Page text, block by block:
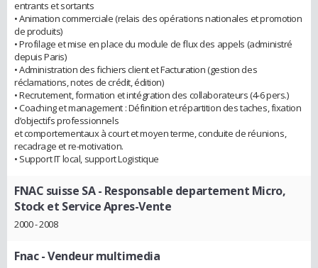
entrants et sortants
• Animation commerciale (relais des opérations nationales et promotion
de produits)
• Profilage et mise en place du module de flux des appels (administré
depuis Paris)
• Administration des fichiers client et Facturation (gestion des
réclamations, notes de crédit, édition)
• Recrutement, formation et intégration des collaborateurs (4-6 pers.)
• Coaching et management : Définition et répartition des taches, fixation
d’objectifs professionnels
et comportementaux à court et moyen terme, conduite de réunions,
recadrage et re-motivation.
• Support IT local, support Logistique
FNAC suisse SA- Responsable departement Micro,
Stock et Service Apres-Vente
2000 - 2008
Fnac- Vendeur multimedia